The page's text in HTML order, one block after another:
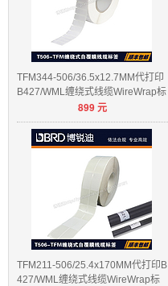
TFM344-506/36.5x12.7MM代打印
B427/WML缠绕式线缆WireWrap标
899元
TFM211-506/25.4x170MM代打印B
427/WML缠绕式线缆WireWrap标